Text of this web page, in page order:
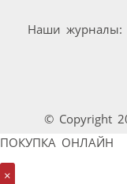
Наши журналы:
© Copyright
ПОКУПКА ОНЛАЙН
×